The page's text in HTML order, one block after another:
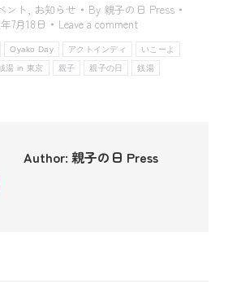
ント お知らせ By 親子の日 Press
7月18日
Leave a comment
Oyako Day アクトインディ いこーよ
湯 in 東京 親子 親子の日 銭湯
Author: 親子の日 Press